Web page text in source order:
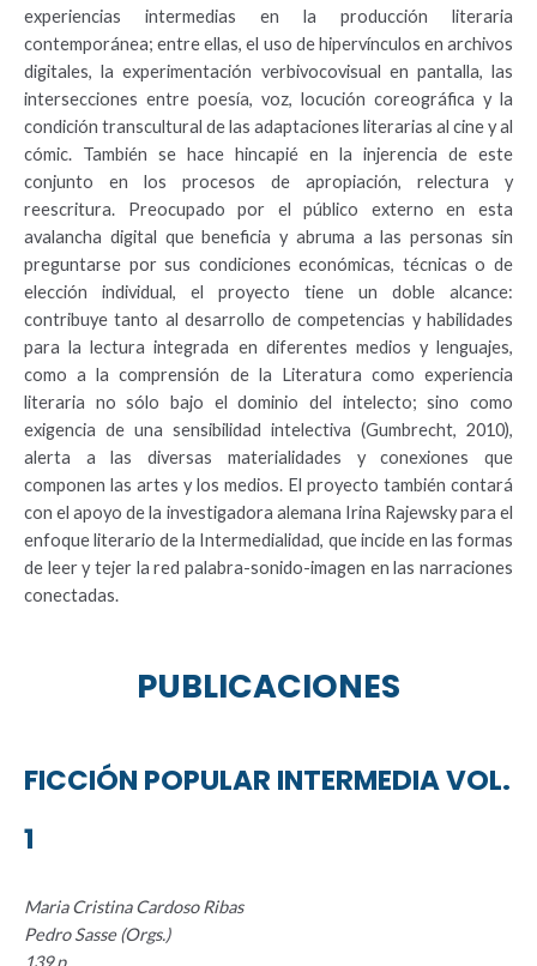
experiencias intermedias en la producción literaria
contemporánea; entre ellas, el uso de hipervínculos en archivos
digitales, la experimentación verbivocovisual en pantalla, las
intersecciones entre poesía, voz, locución coreográfica y la
condición transcultural de las adaptaciones literarias al cine y al
cómic. También se hace hincapié en la injerencia de este
conjunto en los procesos de apropiación, relectura y
reescritura. Preocupado por el público externo en esta
avalancha digital que beneficia y abruma a las personas sin
preguntarse por sus condiciones económicas, técnicas o de
elección individual, el proyecto tiene un doble alcance:
contribuye tanto al desarrollo de competencias y habilidades
para la lectura integrada en diferentes medios y lenguajes,
como a la comprensión de la Literatura como experiencia
literaria no sólo bajo el dominio del intelecto; sino como
exigencia de una sensibilidad intelectiva (Gumbrecht, 2010),
alerta a las diversas materialidades y conexiones que
componen las artes y los medios. El proyecto también contará
con el apoyo de la investigadora alemana Irina Rajewsky para el
enfoque literario de la Intermedialidad, que incide en las formas
de leer y tejer la red palabra-sonido-imagen en las narraciones
conectadas.
PUBLICACIONES
FICCIÓN POPULAR INTERMEDIA VOL.
1
Maria Cristina Cardoso Ribas
Pedro Sasse (Orgs.)